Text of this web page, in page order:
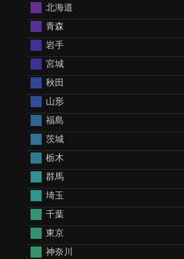
北海道
青森
岩手
宮城
秋田
山形
福島
茨城
栃木
群馬
埼玉
千葉
東京
神奈川